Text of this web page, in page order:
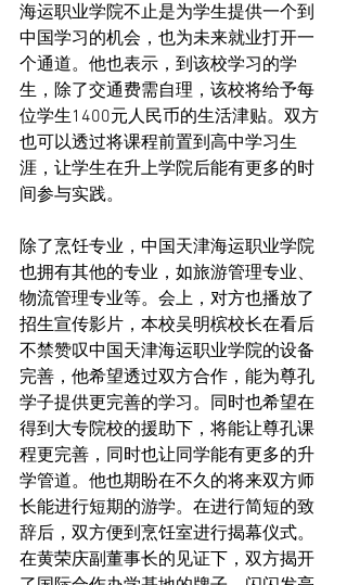
海运职业学院不止是为学生提供一个到
中国学习的机会，也为未来就业打开一
个通道。他也表示，到该校学习的学
生，除了交通费需自理，该校将给予每
位学生1400元人民币的生活津贴。双方
也可以透过将课程前置到高中学习生
涯，让学生在升上学院后能有更多的时
间参与实践。
除了烹饪专业，中国天津海运职业学院
也拥有其他的专业，如旅游管理专业、
物流管理专业等。会上，对方也播放了
招生宣传影片，本校吴明槟校长在看后
不禁赞叹中国天津海运职业学院的设备
完善，他希望透过双方合作，能为尊孔
学子提供更完善的学习。同时也希望在
得到大专院校的援助下，将能让尊孔课
程更完善，同时也让同学能有更多的升
学管道。他也期盼在不久的将来双方师
长能进行短期的游学。在进行简短的致
辞后，双方便到烹饪室进行揭幕仪式。
在黄荣庆副董事长的见证下，双方揭开